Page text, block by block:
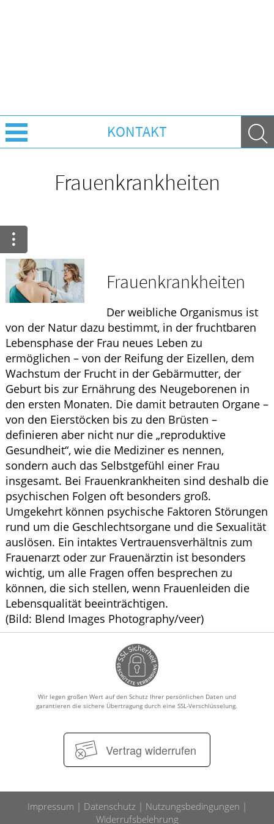
KONTAKT
Ratgeber
Krankheiten & Therapie
HOMÖOPATHIE
ELTERN UND KIND
Frauenkrankheiten
Frauenkrankheiten
Der weibliche Organismus ist
von der Natur dazu bestimmt, in der fruchtbaren
Lebensphase der Frau neues Leben zu
ermöglichen – von der Reifung der Eizellen, dem
Wachstum der Frucht in der Gebärmutter, der
Geburt bis zur Ernährung des Neugeborenen in
den ersten Monaten. Die damit betrauten Organe –
von den Eierstöcken bis zu den Brüsten –
definieren aber nicht nur die „reproduktive
Gesundheit“, wie die Mediziner es nennen,
sondern auch das Selbstgefühl einer Frau
insgesamt. Bei Frauenkrankheiten sind deshalb die
psychischen Folgen oft besonders groß.
Umgekehrt können psychische Faktoren Störungen
rund um die Geschlechtsorgane und die Sexualität
auslösen. Ein intaktes Vertrauensverhältnis zum
Frauenarzt oder zur Frauenärztin ist besonders
wichtig, um alle Fragen offen besprechen zu
können, die sich stellen, wenn Frauenleiden die
Lebensqualität beeinträchtigen.
(Bild: Blend Images Photography/veer)
Wir legen großen Wert auf den Schutz Ihrer persönlichen Daten und
garantieren die sichere Übertragung durch eine SSL-Verschlüsselung.
Vertrag widerrufen
Impressum Datenschutz
Nutzungsbedingungen
Widerrufsbelehrung